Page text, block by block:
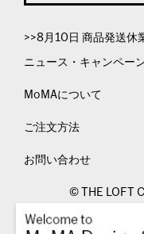
>>8月10日 商品発送休
ニュース・キャンペー
MoMAについて
ご注文方法
お問い合わせ
© THE LOFT
特定商取引法表示